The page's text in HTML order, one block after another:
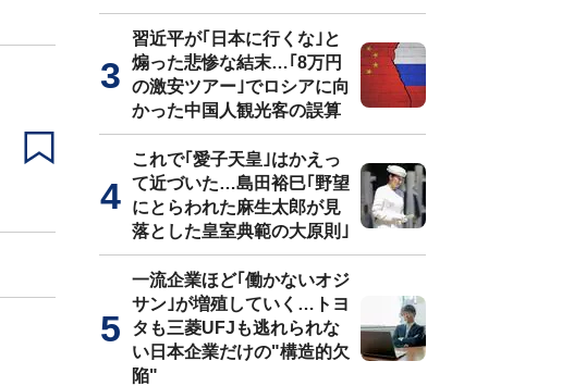
習近平が｢日本に行くな｣と
煽った悲惨な結末…｢8万円
の激安ツアー｣でロシアに向
かった中国人観光客の誤算
これで｢愛子天皇｣はかえっ
て近づいた…島田裕巳｢野望
にとらわれた麻生太郎が見
落とした皇室典範の大原則｣
一流企業ほど｢働かないオジ
サン｣が増殖していく…トヨ
タも三菱UFJも逃れられな
い日本企業だけの"構造的欠
陥"